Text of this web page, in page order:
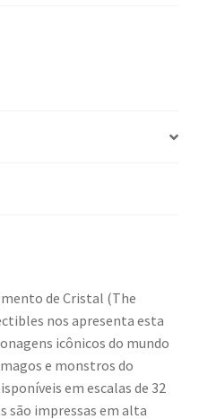
de Cristal (The
nos apresenta esta
icônicos do mundo
e monstros do
em escalas de 32
são impressas em alta